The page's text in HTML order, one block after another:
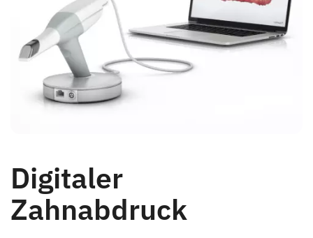
Digitaler
Zahnabdruck